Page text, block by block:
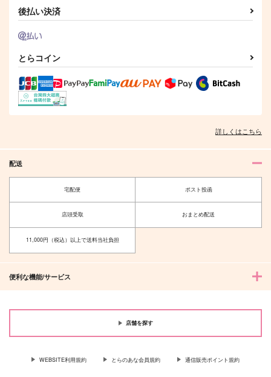
平野と鍵浦 7
そんなに言うなら抱いてやる ファミレス行こ。 下
オレはお前に推されたい!! 隠れ狼と流され子羊
夫を味方にする方法 5 甘くて熱くて息もできない 4
佐々木と宮野 11 理想的恋愛の条件 4 特装版
後払い決済
とらコイン
詳しくはこちら
配送
宅配便 ポスト投函
店頭受取 おまとめ配送
11,000円（税込）以上で送料当社負担
便利な機能/サービス
店舗を探す
WEBSITE利用規約 とらのあな会員規約 通信販売ポイント規約